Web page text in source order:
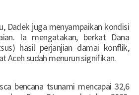
Dadek juga menyampaikan kondisi
Ia mengatakan, berkat Dana
hasil perjanjian damai konflik,
Aceh sudah menurun signifikan.
bencana tsunami mencapai 32,6